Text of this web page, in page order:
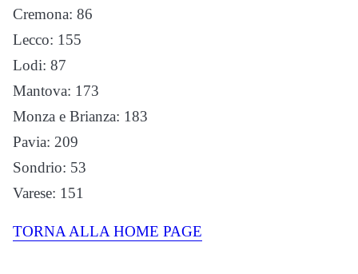
Cremona: 86
Lecco: 155
Lodi: 87
Mantova: 173
Monza e Brianza: 183
Pavia: 209
Sondrio: 53
Varese: 151
TORNA ALLA HOME PAGE